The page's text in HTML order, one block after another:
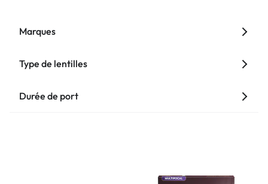
Marques
Type de lentilles
Durée de port